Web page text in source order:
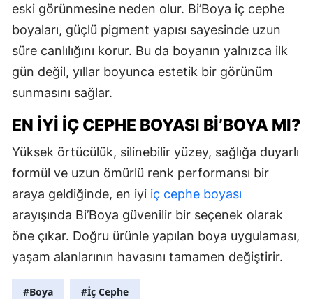
eski görünmesine neden olur. Bi’Boya iç cephe
boyaları, güçlü pigment yapısı sayesinde uzun
süre canlılığını korur. Bu da boyanın yalnızca ilk
gün değil, yıllar boyunca estetik bir görünüm
sunmasını sağlar.
EN İYI İÇ CEPHE BOYASI BI’BOYA MI?
Yüksek örtücülük, silinebilir yüzey, sağlığa duyarlı
formül ve uzun ömürlü renk performansı bir
araya geldiğinde, en iyi iç cephe boyası
arayışında Bi’Boya güvenilir bir seçenek olarak
öne çıkar. Doğru ürünle yapılan boya uygulaması,
yaşam alanlarının havasını tamamen değiştirir.
#Boya #İç Cephe